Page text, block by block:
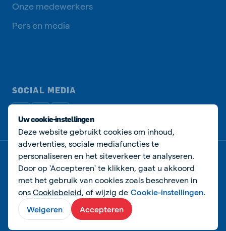
Onze medewerkers
Pers en media
SOCIAL MEDIA
Privacy beleidCookie beleid Manage cookies
© Agra-Matic
Uw cookie-instellingen
Deze website gebruikt cookies om inhoud,
advertenties, sociale mediafuncties te
personaliseren en het siteverkeer te analyseren.
Door op 'Accepteren' te klikken, gaat u akkoord
met het gebruik van cookies zoals beschreven in
ons Cookiebeleid, of wijzig de Cookie-instellingen.
Weigeren
Accepteren